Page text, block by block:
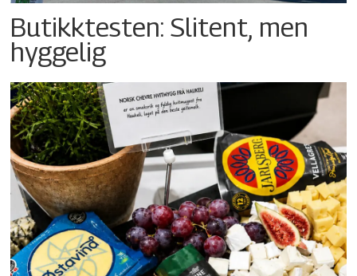
Butikktesten: Slitent, men
hyggelig